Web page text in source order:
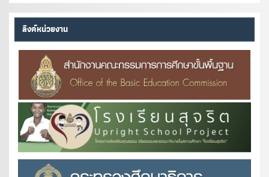
ลิงค์หน่วยงาน